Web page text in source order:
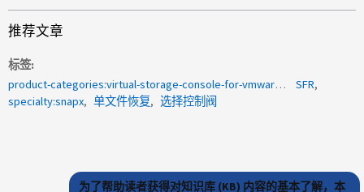
推荐文章
标签
product-categories:virtual-storage-console-for-vmware-vsphere
SFR
specialty:snapx
单文件恢复 选择控制阀
为了帮助读者获得对知识库 (KB) 内容的基本了解，本